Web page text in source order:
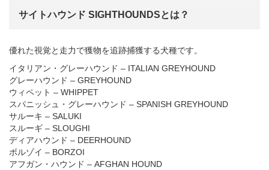
サイトハウンド SIGHTHOUNDSとは？
優れた視覚と走力で獲物を追跡捕獲する犬種です。
イタリアン・グレーハウンド – ITALIAN GREYHOUND
グレーハウンド – GREYHOUND
ウィペット – WHIPPET
スパニッシュ・グレーハウンド – SPANISH GREYHOUND
サルーキ – SALUKI
スルーギ – SLOUGHI
ディアハウンド – DEERHOUND
ボルゾイ – BORZOI
アフガン・ハウンド – AFGHAN HOUND